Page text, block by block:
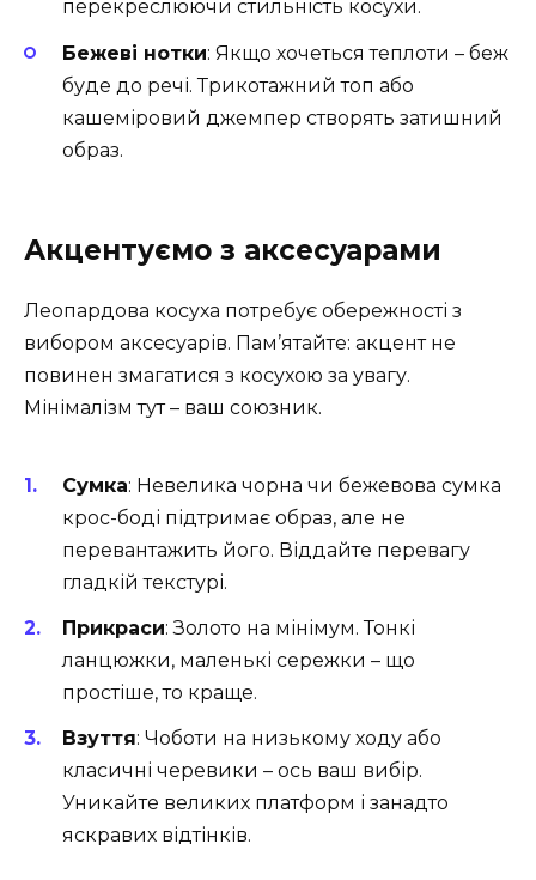
перекреслюючи стильність косухи.
Бежеві нотки: Якщо хочеться теплоти – беж
буде до речі. Трикотажний топ або
кашеміровий джемпер створять затишний
образ.
Акцентуємо з аксесуарами
Леопардова косуха потребує обережності з
вибором аксесуарів. Пам’ятайте: акцент не
повинен змагатися з косухою за увагу.
Мінімалізм тут – ваш союзник.
Сумка: Невелика чорна чи бежевова сумка
крос-боді підтримає образ, але не
перевантажить його. Віддайте перевагу
гладкій текстурі.
Прикраси: Золото на мінімум. Тонкі
ланцюжки, маленькі сережки – що
простіше, то краще.
Взуття: Чоботи на низькому ходу або
класичні черевики – ось ваш вибір.
Уникайте великих платформ і занадто
яскравих відтінків.